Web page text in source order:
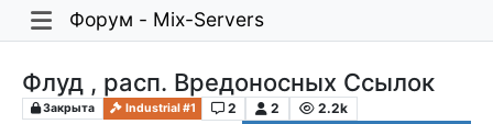
Форум - Mix-Servers
Флуд , расп. Вредоносных Ссылок
Закрыта Industrial #1 2 2
2.2k